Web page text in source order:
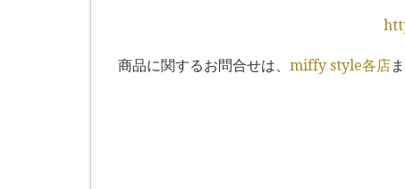
商品に関するお問合せは、 miffy style各店